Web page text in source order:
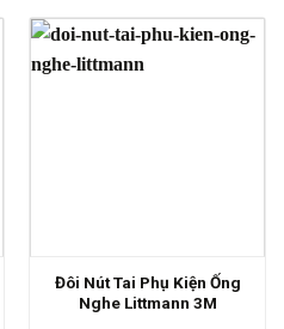
Đôi Nút Tai Phụ Kiện Ống
Nghe Littmann 3M